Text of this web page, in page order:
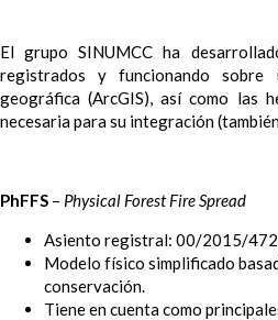
El grupo SINUMCC ha
registrados y funcionando sobre
geográfica (ArcGIS), así como las
necesaria para su integración
PhFFS – Physical Forest Fire Spread
Asiento registral: 00/2015/
Modelo físico simplificado
conservación.
Tiene en cuenta como